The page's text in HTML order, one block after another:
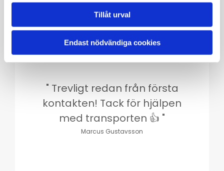
Tillåt urval
Endast nödvändiga cookies
Peder Boström
" Trevligt redan från första
kontakten! Tack för hjälpen
med transporten 👍 "
Marcus Gustavsson